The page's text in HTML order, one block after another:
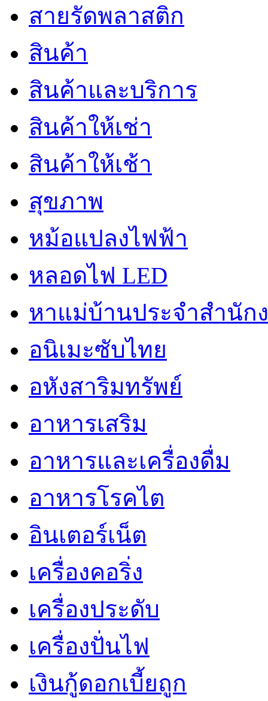
สายรัดพลาสติก
สินค้า
สินค้าและบริการ
สินค้าให้เช่า
สินค้าให้เช้า
สุขภาพ
หม้อแปลงไฟฟ้า
หลอดไฟ LED
หาแม่บ้านประจำสำนัก
อนิเมะซับไทย
อหังสาริมทรัพย์
อาหารเสริม
อาหารและเครื่องดื่ม
อาหารโรคไต
อินเตอร์เน็ต
เครื่องคอริ่ง
เครื่องประดับ
เครื่องปั่นไฟ
เงินกู้ดอกเบี้ยถูก